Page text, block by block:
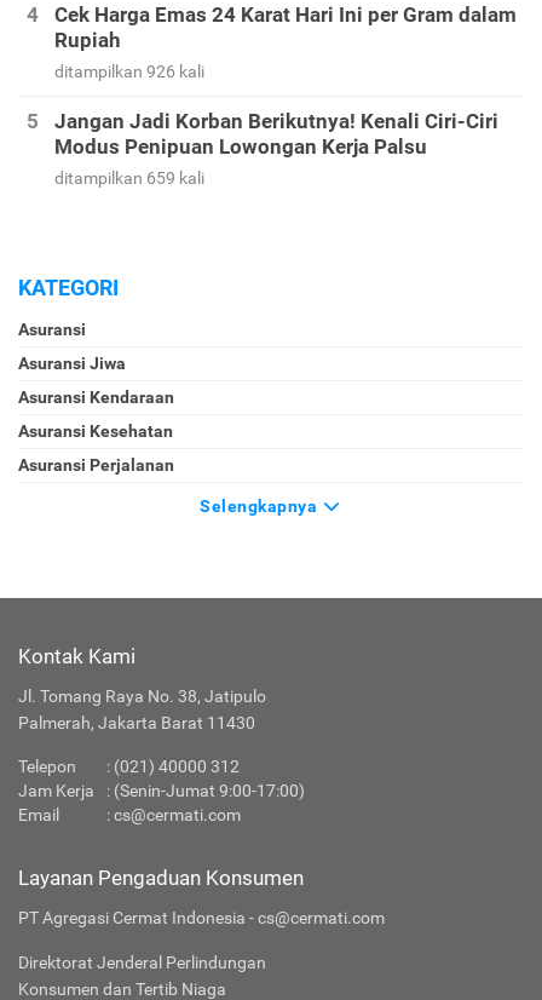
Cek Harga Emas 24 Karat Hari Ini per Gram dalam
Rupiah
ditampilkan 926 kali
Jangan Jadi Korban Berikutnya! Kenali Ciri-Ciri
Modus Penipuan Lowongan Kerja Palsu
ditampilkan 659 kali
KATEGORI
Asuransi
Asuransi Jiwa
Asuransi Kendaraan
Asuransi Kesehatan
Asuransi Perjalanan
Selengkapnya
Kontak Kami
Jl. Tomang Raya No. 38, Jatipulo
Palmerah, Jakarta Barat 11430
Telepon
: (021) 40000 312
Jam Kerja
: (Senin-Jumat 9:00-17:00)
Email
:cs@cermati.com
Layanan Pengaduan Konsumen
PT Agregasi Cermat Indonesia - cs@cermati.com
Direktorat Jenderal Perlindungan
Konsumen dan Tertib Niaga